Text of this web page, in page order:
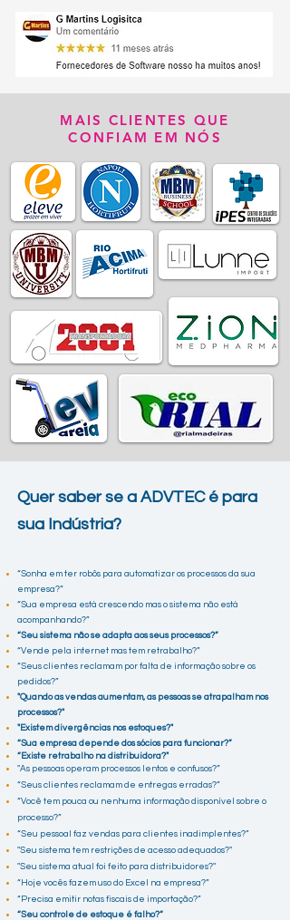
MAIS CLIENTES QUE
CONFIAM EM NÓS
Quer saber se a ADVTEC é para
sua Indústria?
“Sonha em ter robôs para automatizar os processos da sua
empresa?”
“Sua empresa está crescendo mas o sistema não está
acompanhando?”
“Seu sistema não se adapta aos seus processos?”
“Vende pela internet mas tem retrabalho?”
“Seus clientes reclamam por falta de informação sobre os
pedidos?”
"Quando as vendas aumentam, as pessoas se atrapalham nos
processos?"
"Existem divergências nos estoques?"
“Sua empresa depende dos sócios para funcionar?”
“Existe retrabalho na distribuidora?"
"As pessoas operam processos lentos e confusos?”
“Seus clientes reclamam de entregas erradas?”
“Você tem pouca ou nenhuma informação disponível sobre o
processo?”
“Seu pessoal faz vendas para clientes inadimplentes?”
"Seu sistema tem restrições de acesso adequados?"
"Seu sistema atual foi feito para distribuidores?"
“Hoje vocês fazem uso do Excel na empresa?”
“Precisa emitir notas fiscais de importação?”
“Seu controle de estoque é falho?“